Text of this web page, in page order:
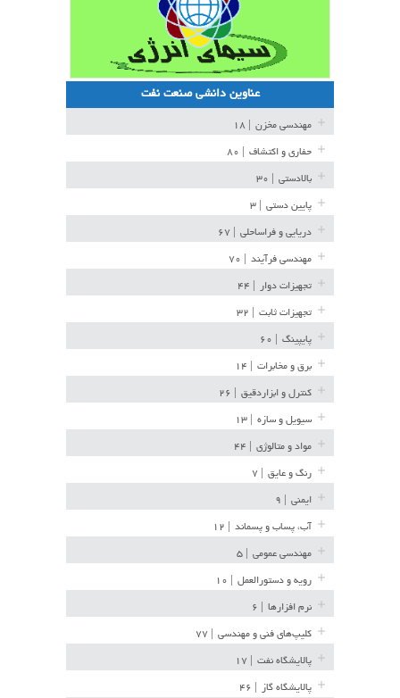
عناوین دانشی صنعت نفت
مهندسی مخزن
حفاری و اکتشاف
بالادستی
پایین دستی
دریایی و فراساحلی
مهندسی فرآیند
تجهیزات دوار
تجهیزات ثابت
پایپینگ
برق و مخابرات
کنترل و ابزاردقیق
سیویل و سازه
مواد و متالوژی
رنگ و عایق
ایمنی
آب، پساب و پسماند
مهندسی عمومی
رویه و دستورالعمل
نرم افزارها
کلیپ‌های فنی و مهندسی
پالایشگاه نفت
پالایشگاه گاز